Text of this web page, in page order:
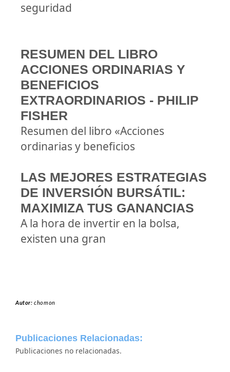
seguridad
RESUMEN DEL LIBRO
ACCIONES ORDINARIAS Y
BENEFICIOS
EXTRAORDINARIOS - PHILIP
FISHER
Resumen del libro «Acciones
ordinarias y beneficios
LAS MEJORES ESTRATEGIAS
DE INVERSIÓN BURSÁTIL:
MAXIMIZA TUS GANANCIAS
A la hora de invertir en la bolsa,
existen una gran
Autor:chomon
Publicaciones Relacionadas:
Publicaciones no relacionadas.